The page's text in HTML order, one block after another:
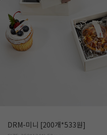
DRM-미니 [200개*533원]